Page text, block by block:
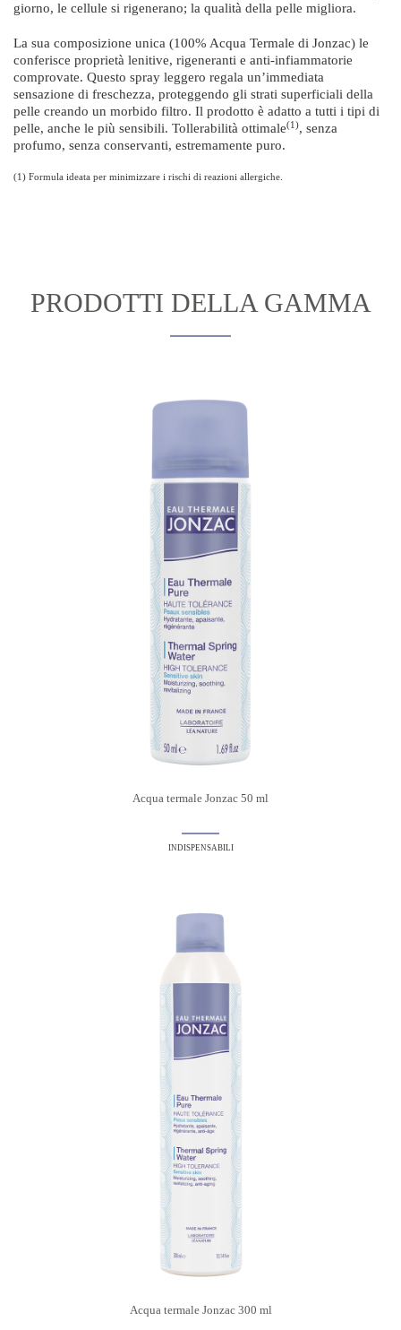
giorno, le cellule si rigenerano; la qualità della pelle migliora.
La sua composizione unica (100% Acqua Termale di Jonzac) le
conferisce proprietà lenitive, rigeneranti e anti-infiammatorie
comprovate. Questo spray leggero regala un’immediata
sensazione di freschezza, proteggendo gli strati superficiali della
pelle creando un morbido filtro. Il prodotto è adatto a tutti i tipi di
pelle, anche le più sensibili. Tollerabilità ottimale(1), senza
profumo, senza conservanti, estremamente puro.
(1) Formula ideata per minimizzare i rischi di reazioni allergiche.
PRODOTTI DELLA GAMMA
Acqua termale Jonzac 50 ml
INDISPENSABILI
Acqua termale Jonzac 300 ml